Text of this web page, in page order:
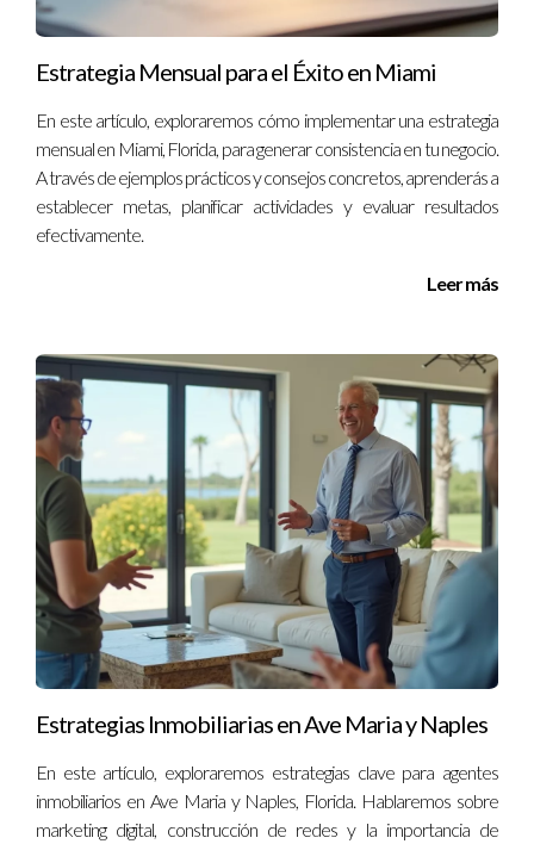
mejor, no dudes en contactarme.
Ignacio Valenzuela es un experto en productividad personal
optimizar su tiempo. Si quieres mejorar tu organización
semanal o tienes dudas específicas, estaré encantado de
ayudarte. Contáctame al +13057764866.
Estrategia Mensual para el Éxito en Miami
En este artículo, exploraremos cómo implementar una estrategia
mensual en Miami, Florida, para generar consistencia en tu negocio.
A través de ejemplos prácticos y consejos concretos, aprenderás a
establecer metas, planificar actividades y evaluar resultados
efectivamente.
Leer más
Estrategias Inmobiliarias en Ave Maria y Naples
En este artículo, exploraremos estrategias clave para agentes
inmobiliarios en Ave Maria y Naples, Florida. Hablaremos sobre
marketing digital, construcción de redes y la importancia de